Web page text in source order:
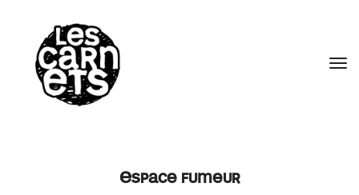
Espace fumeur